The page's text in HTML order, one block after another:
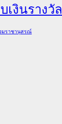
เงินรา
มราชานุสรณ์